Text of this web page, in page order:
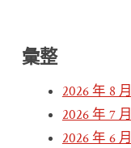
彙整
2026 年 8 月
2026 年 7 月
2026 年 6 月